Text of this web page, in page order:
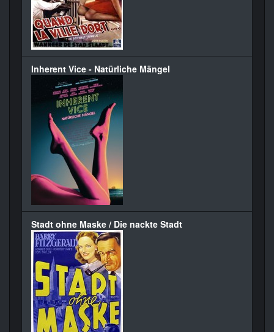
Inherent Vice - Natürliche Mängel
Stadt ohne Maske / Die nackte Stadt